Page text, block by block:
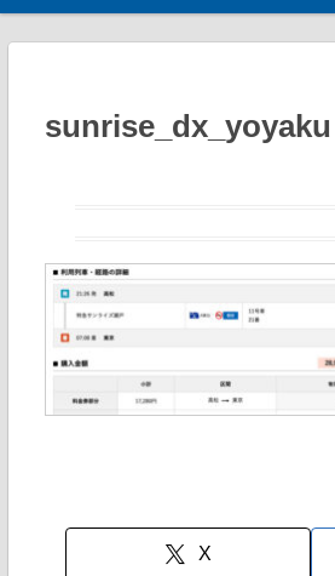
sunrise_dx_yoyaku
X